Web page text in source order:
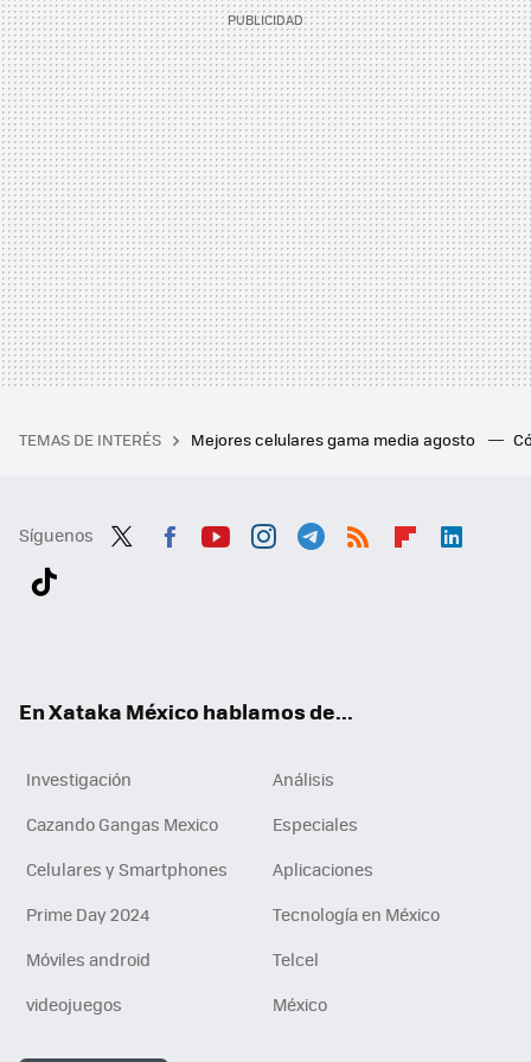
TEMAS DE INTERÉS Mejores celulares gama media agosto
Síguenos
En Xataka México hablamos de...
Investigación
Análisis
Cazando Gangas Mexico
Especiales
Celulares y Smartphones
Aplicaciones
Prime Day 2024
Tecnología en México
Móviles android
Telcel
videojuegos
México